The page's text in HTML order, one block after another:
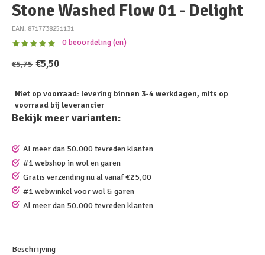
Stone Washed Flow 01 - Delight
EAN: 8717738251131
0 beoordeling (en)
€5,75 €5,50
Niet op voorraad: levering binnen 3-4 werkdagen, mits op
voorraad bij leverancier
Bekijk meer varianten:
Al meer dan 50.000 tevreden klanten
#1 webshop in wol en garen
Gratis verzending nu al vanaf €25,00
#1 webwinkel voor wol & garen
Al meer dan 50.000 tevreden klanten
Beschrijving